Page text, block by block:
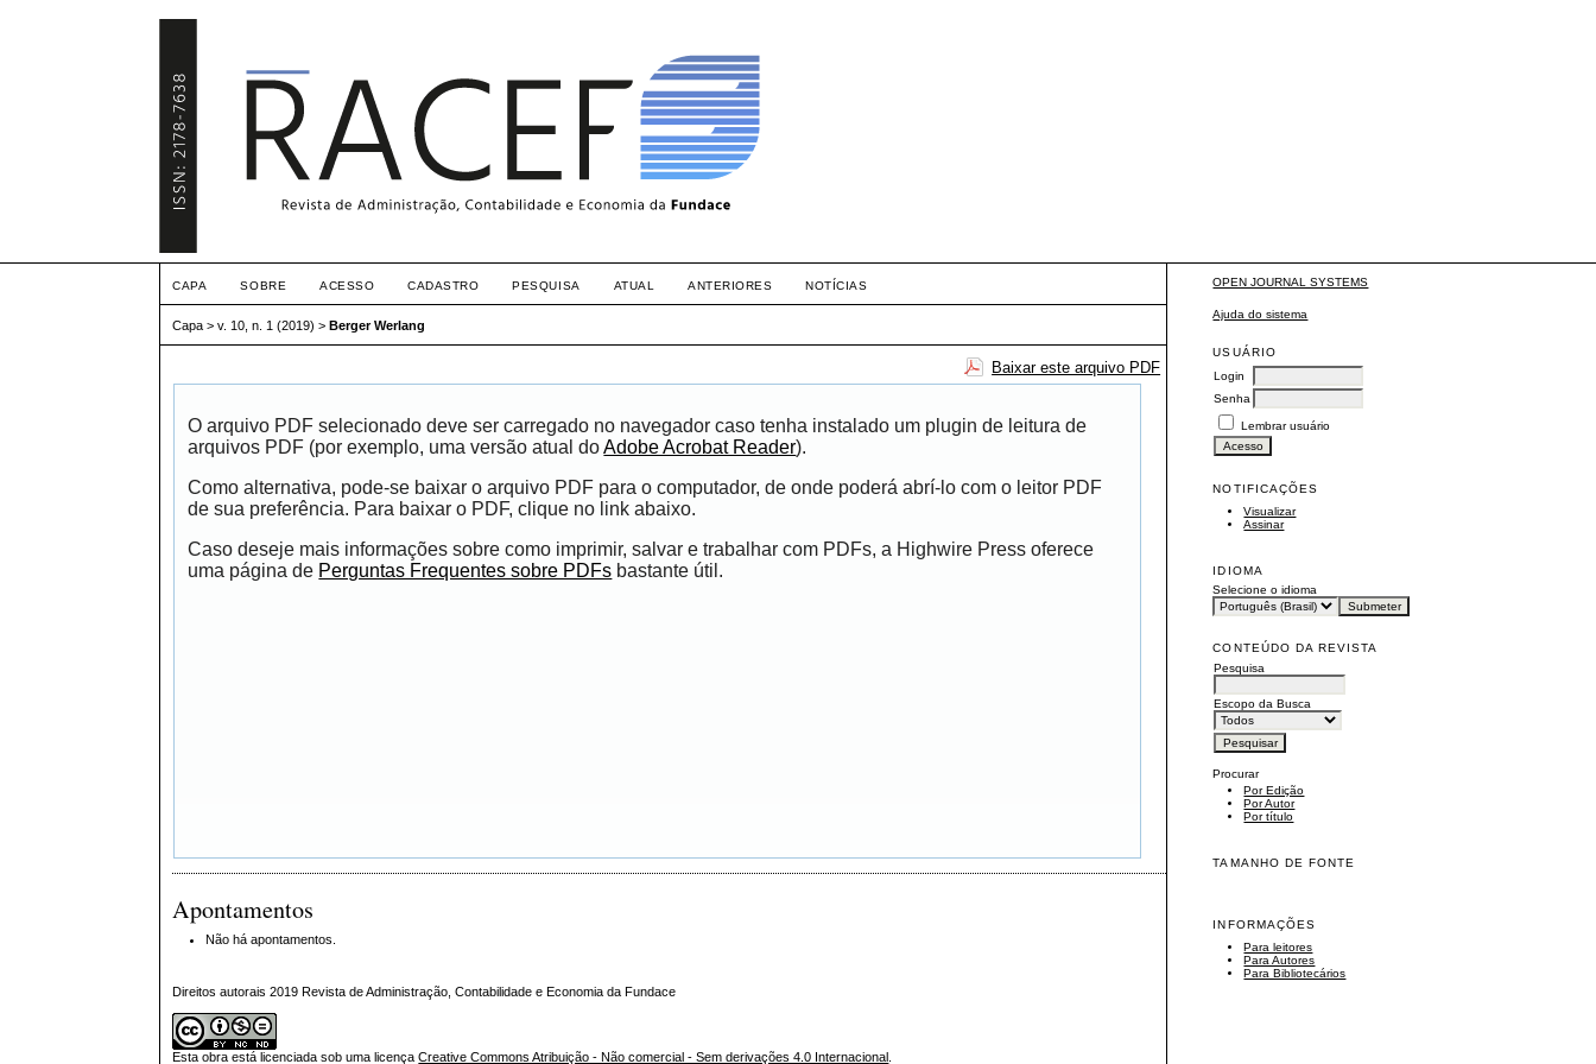
OPEN JOURNAL SYSTEMS
Ajuda do sistema
USUÁRIO
Login
Senha
Lembrar usuário
NOTIFICAÇÕES
Visualizar
Assinar
IDIOMA
Selecione o idioma
CONTEÚDO DA REVISTA
Pesquisa
Escopo da Busca
Procurar
Por Edição
Por Autor
Por título
TAMANHO DE FONTE
INFORMAÇÕES
Para leitores
Para Autores
Para Bibliotecários
CAPA SOBRE ACESSO CADASTRO PESQUISA ATUAL ANTERIORES NOTÍCIAS
Capa >v. 10, n. 1 (2019) >Berger Werlang
Baixar este arquivo PDF
O arquivo PDF selecionado deve ser carregado no navegador caso tenha instalado um plugin de leitura de
arquivos PDF (por exemplo, uma versão atual doAdobe Acrobat Reader).
Como alternativa, pode-se baixar o arquivo PDF para o computador, de onde poderá abrí-lo com o leitor PDF
de sua preferência. Para baixar o PDF, clique no link abaixo.
Caso deseje mais informações sobre como imprimir, salvar e trabalhar com PDFs, a Highwire Press oferece
uma página de Perguntas Frequentes sobre PDFs bastante útil.
Apontamentos
Não há apontamentos.
Direitos autorais 2019 Revista de Administração, Contabilidade e Economia da Fundace
Esta obra está licenciada sob uma licençaCreative Commons Atribuição - Não comercial - Sem derivações 4.0 Internacional